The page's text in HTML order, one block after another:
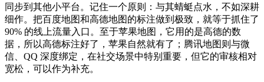
同步到其他小平台。记住一个原则：与其蜻蜓点水，不如深耕
细作。把百度地图和高德地图的标注做到极致，就等于抓住了
90% 的线上流量入口。至于苹果地图，它用的是高德的数
据，所以高德标注好了，苹果自然就有了；腾讯地图则与微
信、QQ 深度绑定，在社交场景中特别重要，但它的审核相对
宽松，可以作为补充。